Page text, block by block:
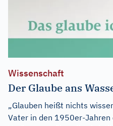
Wissenschaft
Der Glaube ans
„Glauben heißt nichts
Vater in den 1950er-